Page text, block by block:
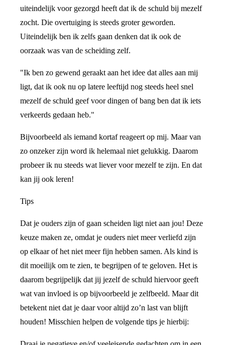
uiteindelijk voor gezorgd heeft dat ik de schuld bij mezelf
zocht. Die overtuiging is steeds groter geworden.
Uiteindelijk ben ik zelfs gaan denken dat ik ook de
oorzaak was van de scheiding zelf.
"Ik ben zo gewend geraakt aan het idee dat alles aan mij
ligt, dat ik ook nu op latere leeftijd nog steeds heel snel
mezelf de schuld geef voor dingen of bang ben dat ik iets
verkeerds gedaan heb."
Bijvoorbeeld als iemand kortaf reageert op mij. Maar van
zo onzeker zijn word ik helemaal niet gelukkig. Daarom
probeer ik nu steeds wat liever voor mezelf te zijn. En dat
kan jij ook leren!
Tips
Dat je ouders zijn of gaan scheiden ligt niet aan jou! Deze
keuze maken ze, omdat je ouders niet meer verliefd zijn
op elkaar of het niet meer fijn hebben samen. Als kind is
dit moeilijk om te zien, te begrijpen of te geloven. Het is
daarom begrijpelijk dat jij jezelf de schuld hiervoor geeft
wat van invloed is op bijvoorbeeld je zelfbeeld. Maar dit
betekent niet dat je daar voor altijd zo’n last van blijft
houden! Misschien helpen de volgende tips je hierbij: